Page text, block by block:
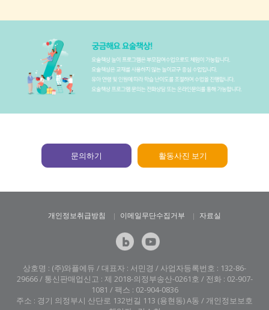
문의하기 활동사진 보기
개인정보취급방침 이메일무단수집거부 자료실
상호명 : (주)와플에듀 / 대표자 : 서민경 / 사업자등록번호 : 132-86-
29666 / 통신판매업신고 : 제 2018-의정부송산-0261호 / 전화 : 02-907-
1081 / 팩스 : 02-904-0836
주소 : 경기 의정부시 산단로 132번길 113 (용현동) A동 / 개인정보보호